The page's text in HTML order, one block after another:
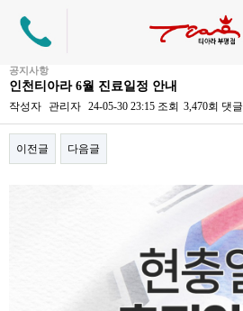
공지사항
인천티아라 6월 진료일정 안내
작성자 관리자 24-05-30 23:15 조회 3,470회 댓글
이전글 다음글